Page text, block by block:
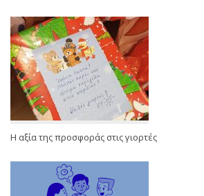
Η αξία της προσφοράς στις γιορτές